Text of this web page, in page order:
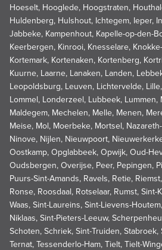
Hoeselt, Hooglede, Hoogstraten,
Huldenberg, Hulshout, Ichtegem, Ieper,
Jabbeke, Kampenhout, Kapelle-op-den-
Keerbergen, Kinrooi, Knesselare,
Kortemark, Kortenaken, Kortenberg,
Kuurne, Laarne, Lanaken, Landen,
Leopoldsburg, Leuven, Lichtervelde,
Lommel, Londerzeel, Lubbeek, Lummen,
Maldegem, Mechelen, Melle, Menen,
Meise, Mol, Moerbeke, Mortsel,
Ninove, Nijlen, Nieuwpoort,
Oostkamp, Opglabbeek, Opwijk, Oud-
Oudsbergen, Overijse, Peer, Pepingen,
Puurs-Sint-Amands, Ravels, Retie,
Ronse, Roosdaal, Rotselaar, Rumst, Sint-
Waas, Sint-Laureins, Sint-Lievens-
Niklaas, Sint-Pieters-Leeuw,
Schoten, Schriek, Sint-Truiden, Stabroek,
Ternat, Tessenderlo-Ham, Tielt, Tielt-